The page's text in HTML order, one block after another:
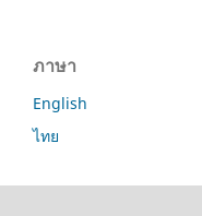
ภาษา
English
ไทย